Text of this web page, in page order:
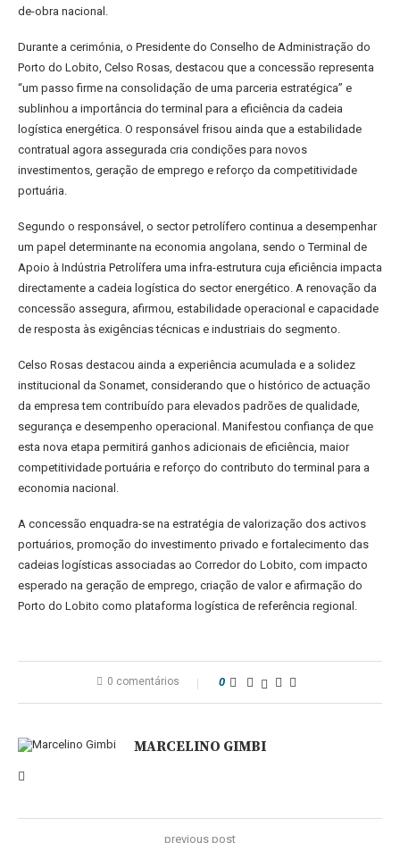
de-obra nacional.
Durante a cerimónia, o Presidente do Conselho de Administração do
Porto do Lobito, Celso Rosas, destacou que a concessão representa
“um passo firme na consolidação de uma parceria estratégica” e
sublinhou a importância do terminal para a eficiência da cadeia
logística energética. O responsável frisou ainda que a estabilidade
contratual agora assegurada cria condições para novos
investimentos, geração de emprego e reforço da competitividade
portuária.
Segundo o responsável, o sector petrolífero continua a desempenhar
um papel determinante na economia angolana, sendo o Terminal de
Apoio à Indústria Petrolífera uma infra-estrutura cuja eficiência impacta
directamente a cadeia logística do sector energético. A renovação da
concessão assegura, afirmou, estabilidade operacional e capacidade
de resposta às exigências técnicas e industriais do segmento.
Celso Rosas destacou ainda a experiência acumulada e a solidez
institucional da Sonamet, considerando que o histórico de actuação
da empresa tem contribuído para elevados padrões de qualidade,
segurança e desempenho operacional. Manifestou confiança de que
esta nova etapa permitirá ganhos adicionais de eficiência, maior
competitividade portuária e reforço do contributo do terminal para a
economia nacional.
A concessão enquadra-se na estratégia de valorização dos activos
portuários, promoção do investimento privado e fortalecimento das
cadeias logísticas associadas ao Corredor do Lobito, com impacto
esperado na geração de emprego, criação de valor e afirmação do
Porto do Lobito como plataforma logística de referência regional.
0 comentários 0
MARCELINO GIMBI
previous post